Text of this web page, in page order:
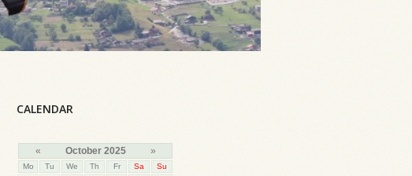
CALENDAR
« October 2025 »
Mo Tu We Th Fr Sa Su